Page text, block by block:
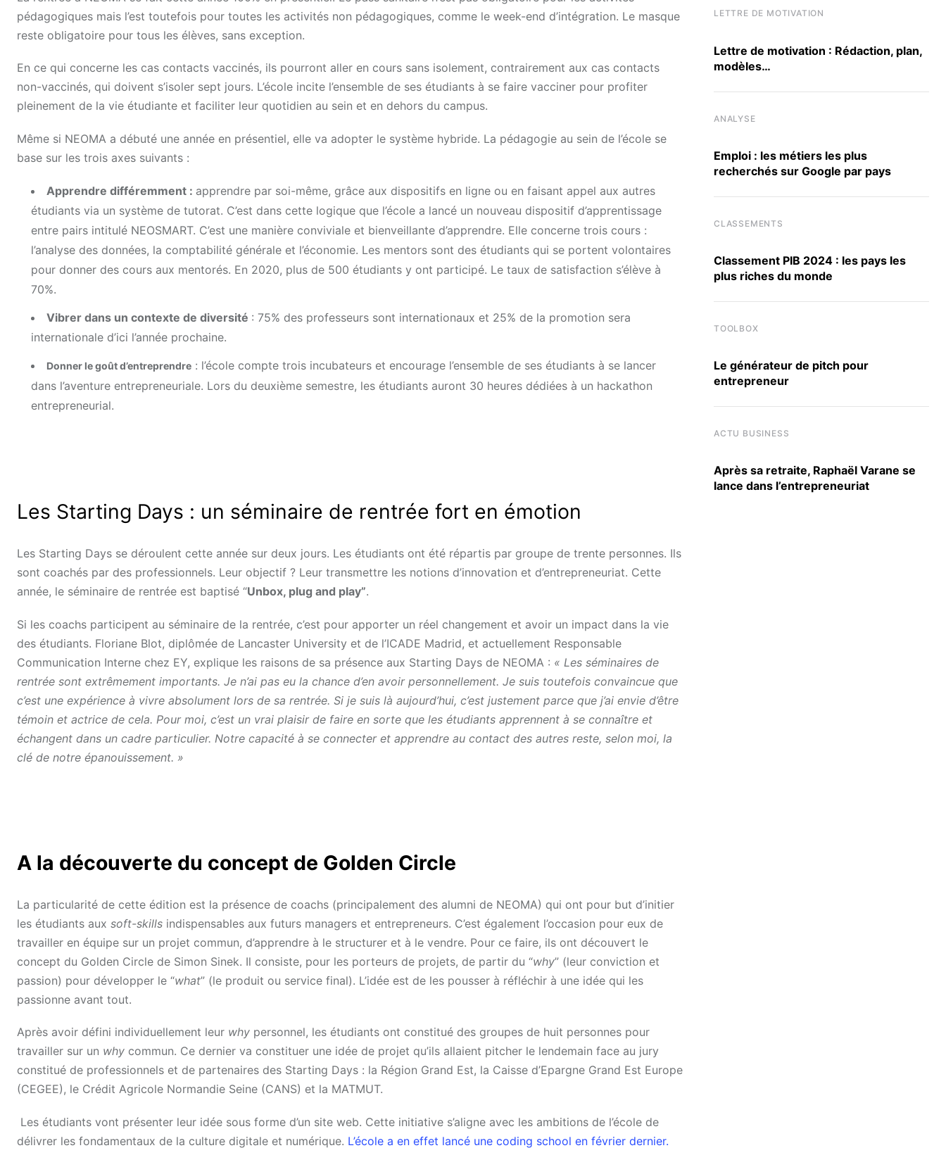
pédagogiques mais l’est toutefois pour toutes les activités non pédagogiques, comme le week-end d’intégration. Le masque
reste obligatoire pour tous les élèves, sans exception.
En ce qui concerne les cas contacts vaccinés, ils pourront aller en cours sans isolement, contrairement aux cas contacts
non-vaccinés, qui doivent s’isoler sept jours. L’école incite l’ensemble de ses étudiants à se faire vacciner pour profiter
pleinement de la vie étudiante et faciliter leur quotidien au sein et en dehors du campus.
Même si NEOMA a débuté une année en présentiel, elle va adopter le système hybride. La pédagogie au sein de l’école se
base sur les trois axes suivants :
Apprendre différemment : apprendre par soi-même, grâce aux dispositifs en ligne ou en faisant appel aux autres
étudiants via un système de tutorat. C’est dans cette logique que l’école a lancé un nouveau dispositif d’apprentissage
entre pairs intitulé NEOSMART. C’est une manière conviviale et bienveillante d’apprendre. Elle concerne trois cours :
l’analyse des données, la comptabilité générale et l’économie. Les mentors sont des étudiants qui se portent volontaires
pour donner des cours aux mentorés. En 2020, plus de 500 étudiants y ont participé. Le taux de satisfaction s’élève à
70%.
Vibrer dans un contexte de diversité : 75% des professeurs sont internationaux et 25% de la promotion sera
internationale d’ici l’année prochaine.
Donner le goût d’entreprendre : l’école compte trois incubateurs et encourage l’ensemble de ses étudiants à se lancer
dans l’aventure entrepreneuriale. Lors du deuxième semestre, les étudiants auront 30 heures dédiées à un hackathon
entrepreneurial.
Les Starting Days : un séminaire de rentrée fort en émotion
Les Starting Days se déroulent cette année sur deux jours. Les étudiants ont été répartis par groupe de trente personnes. Ils
sont coachés par des professionnels. Leur objectif ? Leur transmettre les notions d’innovation et d’entrepreneuriat. Cette
année, le séminaire de rentrée est baptisé “Unbox, plug and play”.
Si les coachs participent au séminaire de la rentrée, c’est pour apporter un réel changement et avoir un impact dans la vie
des étudiants. Floriane Blot, diplômée de Lancaster University et de l’ICADE Madrid, et actuellement Responsable
Communication Interne chez EY, explique les raisons de sa présence aux Starting Days de NEOMA : « Les séminaires de
rentrée sont extrêmement importants. Je n’ai pas eu la chance d’en avoir personnellement. Je suis toutefois convaincue que
c’est une expérience à vivre absolument lors de sa rentrée. Si je suis là aujourd’hui, c’est justement parce que j’ai envie d’être
témoin et actrice de cela. Pour moi, c’est un vrai plaisir de faire en sorte que les étudiants apprennent à se connaître et
échangent dans un cadre particulier. Notre capacité à se connecter et apprendre au contact des autres reste, selon moi, la
clé de notre épanouissement. »
A la découverte du concept de Golden Circle
La particularité de cette édition est la présence de coachs (principalement des alumni de NEOMA) qui ont pour but d’initier
les étudiants aux soft-skills indispensables aux futurs managers et entrepreneurs. C’est également l’occasion pour eux de
travailler en équipe sur un projet commun, d’apprendre à le structurer et à le vendre. Pour ce faire, ils ont découvert le
concept du Golden Circle de Simon Sinek. Il consiste, pour les porteurs de projets, de partir du “why” (leur conviction et
passion) pour développer le “what” (le produit ou service final). L’idée est de les pousser à réfléchir à une idée qui les
passionne avant tout.
Après avoir défini individuellement leur why personnel, les étudiants ont constitué des groupes de huit personnes pour
travailler sur un why commun. Ce dernier va constituer une idée de projet qu’ils allaient pitcher le lendemain face au jury
constitué de professionnels et de partenaires des Starting Days : la Région Grand Est, la Caisse d’Epargne Grand Est Europe
(CEGEE), le Crédit Agricole Normandie Seine (CANS) et la MATMUT.
Les étudiants vont présenter leur idée sous forme d’un site web. Cette initiative s’aligne avec les ambitions de l’école de
délivrer les fondamentaux de la culture digitale et numérique. L’école a en effet lancé une coding school en février dernier.
LETTRE DE MOTIVATION
Lettre de motivation : Rédaction, plan,
modèles…
ANALYSE
Emploi : les métiers les plus
recherchés sur Google par pays
CLASSEMENTS
Classement PIB 2024 : les pays les
plus riches du monde
TOOLBOX
Le générateur de pitch pour
entrepreneur
ACTU BUSINESS
Après sa retraite, Raphaël Varane se
lance dans l’entrepreneuriat